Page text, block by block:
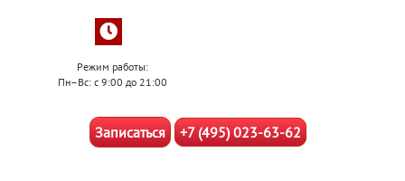
Режим работы:
Пн–Вс: с 9:00 до 21:00
Записаться +7 (495) 023-63-62